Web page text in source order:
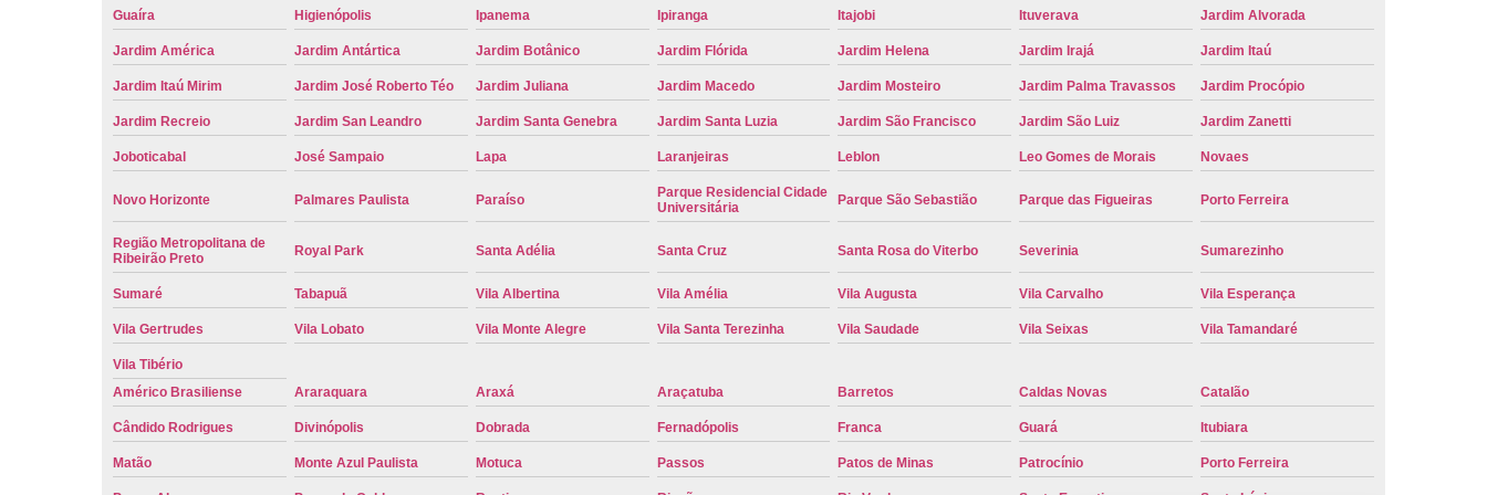
Placa de Carro Cinza
Placa de Carro Oficial
Placa de um Carro
Placa de um Carro Cravinhos
Placa de um Carro Ribeirão Preto
Placa Nova Carro
Placa Preta de Carro
Placa Verde no Carro
Placa Vermelha de Carro
Placa de Identificação Veicular
Placa Veicular
Placa Veicular Amarela
Placa Veicular Azul
Placa Veicular Cinza
Placa Veicular Cravinhos
Placa Veicular Mercosul
Placa Veicular Ribeirão Preto
Placa Veicular Verde
Placa Veicular Vermelha
Reforma de Placa Automotiva
Reforma de Placa Automotiva Cravinhos
Reforma de Placa Automotiva Ribeirão Preto
Reforma de Placa Carro
Reforma Placa Veicular
Reformar Placa de Veículo
Serviço de Reforma de Placa Automotiva
Serviço de Reforma de Placa Veicular
Serviço de Reforma Placa Veicular
Troca de Placa Troca de Placa Carro
Guaíra Higienópolis Ipanema Ipiranga Itajobi Ituverava Jardim Alvorada
Jardim América Jardim Antártica Jardim Botânico Jardim Flórida Jardim Helena Jardim Irajá Jardim Itaú
Jardim Itaú Mirim Jardim José Roberto Téo Jardim Juliana Jardim Macedo Jardim Mosteiro Jardim Palma Travassos Jardim Procópio
Jardim Recreio Jardim San Leandro Jardim Santa Genebra Jardim Santa Luzia Jardim São Francisco Jardim São Luiz Jardim Zanetti
Joboticabal José Sampaio Lapa Laranjeiras Leblon Leo Gomes de Morais Novaes
Novo Horizonte Palmares Paulista Paraíso
Parque Residencial Cidade
Universitária
Parque São Sebastião Parque das Figueiras Porto Ferreira
Região Metropolitana de
Ribeirão Preto
Royal Park Santa Adélia Santa Cruz Santa Rosa do Viterbo Severinia Sumarezinho
Sumaré Tabapuã Vila Albertina Vila Amélia Vila Augusta Vila Carvalho Vila Esperança
Vila Gertrudes Vila Lobato Vila Monte Alegre Vila Santa Terezinha Vila Saudade Vila Seixas Vila Tamandaré
Vila Tibério
Américo Brasiliense
Araraquara Araxá Araçatuba Barretos Caldas Novas Catalão
Cândido Rodrigues Divinópolis Dobrada Fernadópolis Franca Guará Itubiara
Matão Monte Azul Paulista Motuca Passos Patos de Minas Patrocínio Porto Ferreira